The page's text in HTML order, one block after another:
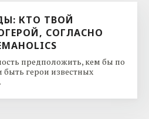
КТО ТВОЙ
СОГЛАСНО
предположить, кем бы по
быть герои известных